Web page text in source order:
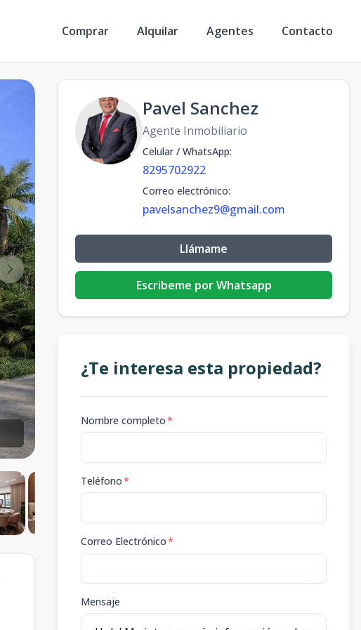
Comprar Alquilar Agentes Contacto
Pavel Sanchez
Agente Inmobiliario
Celular / WhatsApp:
8295702922
Correo electrónico:
pavelsanchez9@gmail.com
Llámame
Escribeme por Whatsapp
¿Te interesa esta propiedad?
Nombre completo*
Teléfono*
Correo Electrónico*
Mensaje